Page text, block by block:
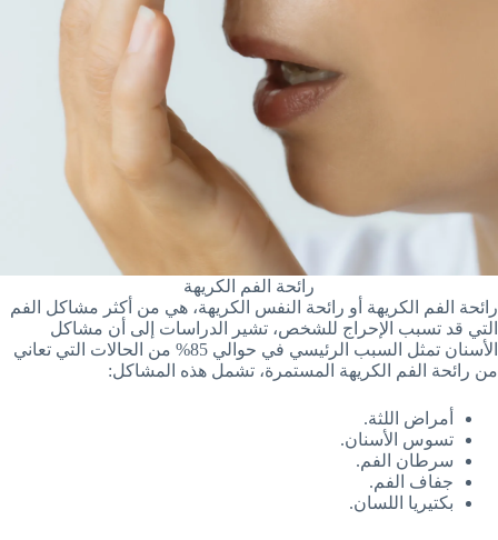
رائحة الفم الكريهة
رائحة الفم الكريهة أو رائحة النفس الكريهة، هي من أكثر مشاكل الفم
التي قد تسبب الإحراج للشخص، تشير الدراسات إلى أن مشاكل
الأسنان تمثل السبب الرئيسي في حوالي 85% من الحالات التي تعاني
من رائحة الفم الكريهة المستمرة، تشمل هذه المشاكل:
أمراض اللثة.
تسوس الأسنان.
سرطان الفم.
جفاف الفم.
بكتيريا اللسان.